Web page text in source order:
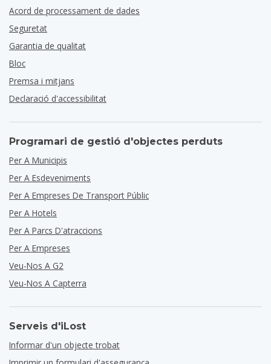
Acord de processament de dades
Seguretat
Garantia de qualitat
Bloc
Premsa i mitjans
Declaració d'accessibilitat
Programari de gestió d'objectes perduts
Per A Municipis
Per A Esdeveniments
Per A Empreses De Transport Públic
Per A Hotels
Per A Parcs D'atraccions
Per A Empreses
Veu-Nos A G2
Veu-Nos A Capterra
Serveis d'iLost
Informar d'un objecte trobat